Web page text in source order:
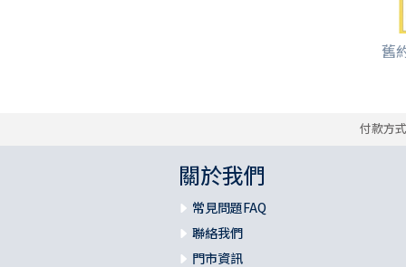
舊
付款方
關於我們
常見問題FAQ
聯絡我們
門市資訊